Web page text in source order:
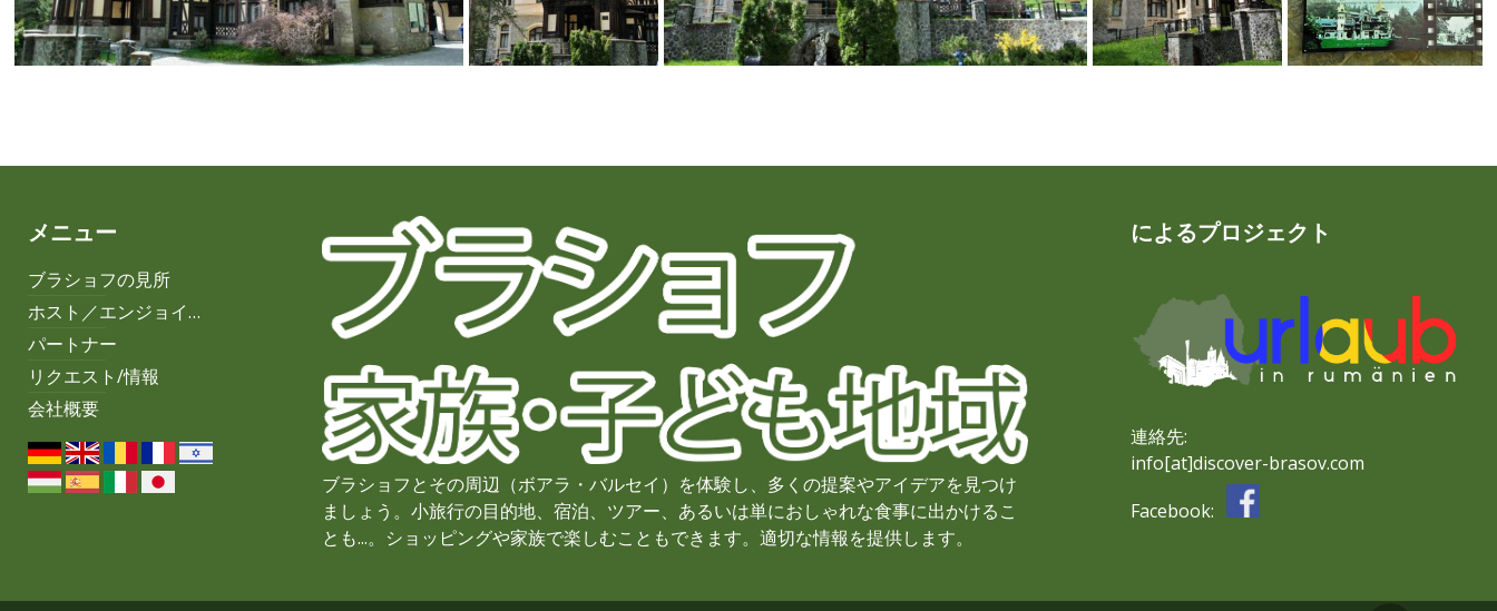
メニュー
ブラショフの見所
ホスト／エンジョイ…
パートナー
リクエスト/情報
会社概要
ブラショフとその周辺（ボアラ・バルセイ）を体験し、多くの提案やアイデアを見つけ
ましょう。小旅行の目的地、宿泊、ツアー、あるいは単におしゃれな食事に出かけるこ
とも...。ショッピングや家族で楽しむこともできます。適切な情報を提供します。
によるプロジェクト
連絡先:
info[at]discover-brasov.com
Facebook: